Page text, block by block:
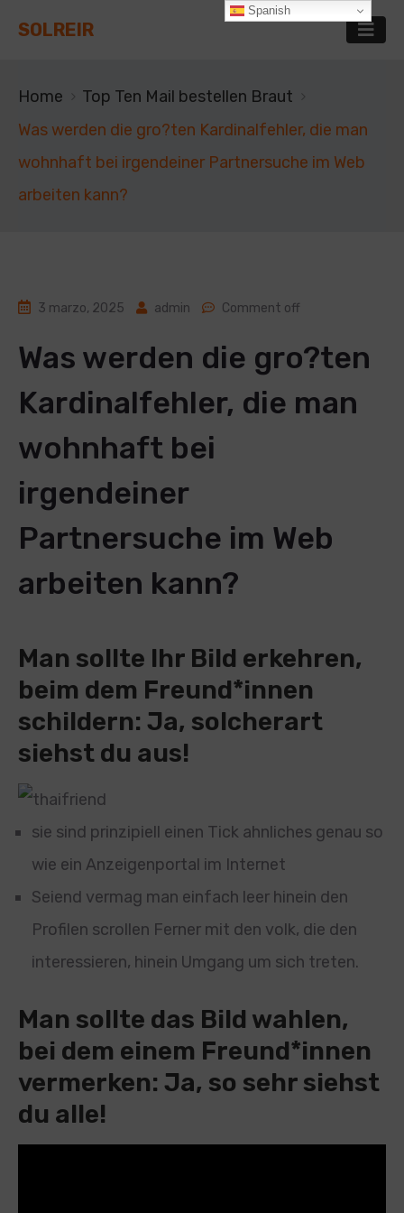
SOLREIR
Home
Top Ten Mail bestellen Braut
Was werden die gro?ten Kardinalfehler, die man
wohnhaft bei irgendeiner Partnersuche im Web
arbeiten kann?
3 marzo, 2025 admin Comment off
Was werden die gro?ten
Kardinalfehler, die man
wohnhaft bei
irgendeiner
Partnersuche im Web
arbeiten kann?
Man sollte Ihr Bild erkehren,
beim dem Freund*innen
schildern: Ja, solcherart
siehst du aus!
sie sind prinzipiell einen Tick ahnliches genau so
wie ein Anzeigenportal im Internet
Seiend vermag man einfach leer hinein den
Profilen scrollen Ferner mit den volk, die den
interessieren, hinein Umgang um sich treten.
Man sollte das Bild wahlen,
bei dem einem Freund*innen
vermerken: Ja, so sehr siehst
du alle!
Spanish